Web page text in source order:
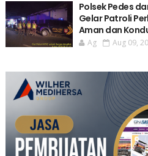
Polsek Pedes
Gelar Patroli
Aman dan
Ag Aug 09,